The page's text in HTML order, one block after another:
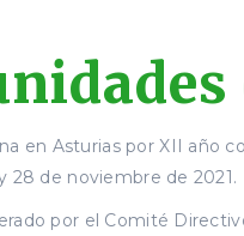
en Asturias por XII año
28 de noviembre de 2021.
por el Comité